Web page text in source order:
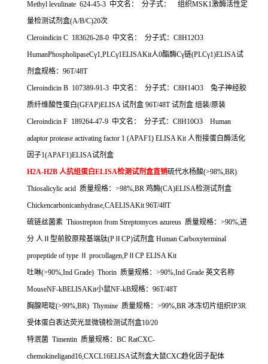
Methyl levulinate 624-45-3 中文名： 分子式： 组织MSK1激酶活性定
量检测试剂盒(A/B/C)20次
Cleroindicin C 183626-28-0 中文名： 分子式： C8H12O3
HumanPhospholipaseCγ1,PLCγ1ELISAKit人0酯酶Cγ链(PLCγ1)ELISA试
剂盒规格： 96T/48T
Cleroindicin B 107389-91-3 中文名： 分子式： C8H14O3 兔子神经胶
质纤维酸性蛋白(GFAP)ELISA试剂盒 96T/48T试剂盒 组装/原装
Cleroindicin F 189264-47-9 中文名： 分子式： C8H10O3 Human
adaptor protease activating factor 1 (APAF1) ELISA Kit人衔接蛋白酶活化
因子1(APAF1)ELISA试剂盒
H2A-H2B 人抗组蛋白ELISA检测试剂盒直销硫代水杨酸(>98%,BR)
Thiosalicylic acid 质量规格： >98%,BR 鸡酶(CA)ELISA检测试剂盒
Chickencarbonicanhydrase,CAELISAKit 96T/48T
硫链丝菌素 Thiostrepton from Streptomyces azureus 质量规格： >90%,进
分 人Ⅱ型前胶原羧基端肽(P CP)试剂盒 Human Carboxyterminal
propeptide of type
procollagen,P
CP ELISA Kit
吐啉(>90%,Ind Grade) Thorin 质量规格： >90%,Ind Grade 英文名称
MouseNF-kBELISAKit小鼠NF-kB规格： 96T/48T
胸腺嘧啶(>99%,BR) Thymine 质量规格： >99%,BR 冰冻切片组织IP3R
受体蛋白表达荧光显微镜检测试剂盒10/20
特泯菌 Timentin 质量规格： BC RatCXC-
chemokineligand16,CXCL16ELISA试剂盒大鼠CXC趋化因子配体